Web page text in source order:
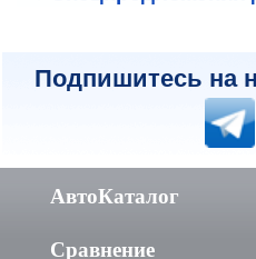
Подпишитесь на
АвтоКаталог
Сравнение